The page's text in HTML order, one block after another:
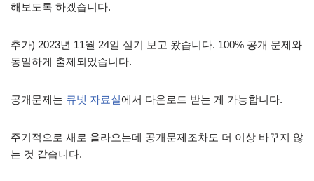
해보도록 하겠습니다.
추가) 2023년 11월 24일 실기 보고 왔습니다. 100% 공개 문제와
동일하게 출제되었습니다.
공개문제는 큐넷 자료실에서 다운로드 받는 게 가능합니다.
주기적으로 새로 올라오는데 공개문제조차도 더 이상 바꾸지 않
는 것 같습니다.